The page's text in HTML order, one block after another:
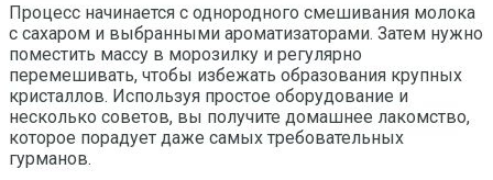
Процесс начинается с однородного смешивания молока
с сахаром и выбранными ароматизаторами. Затем нужно
поместить массу в морозилку и регулярно
перемешивать, чтобы избежать образования крупных
кристаллов. Используя простое оборудование и
несколько советов, вы получите домашнее лакомство,
которое порадует даже самых требовательных
гурманов.